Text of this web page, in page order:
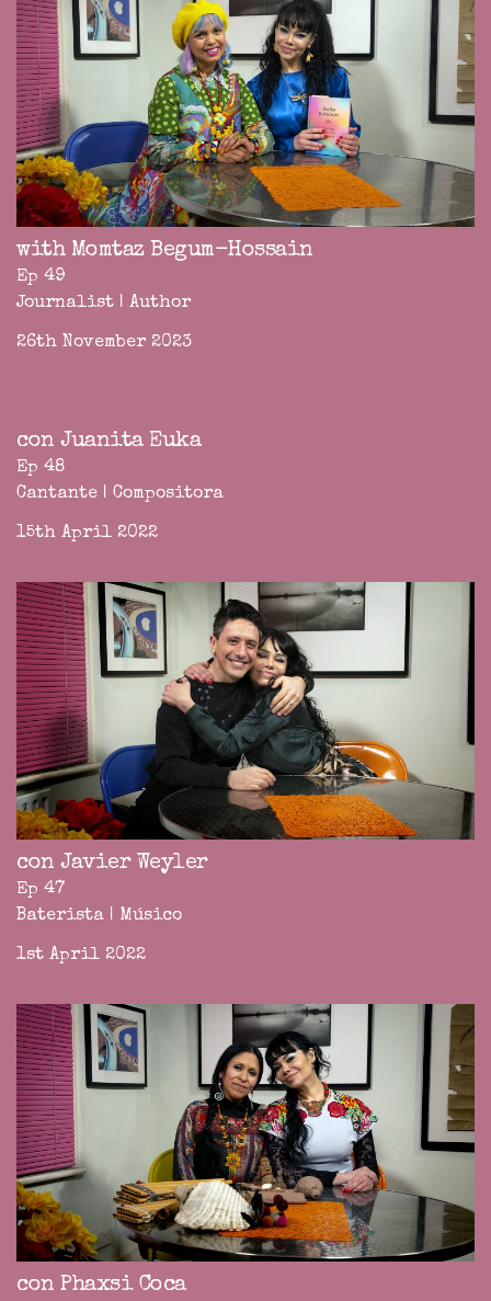
with Momtaz Begum-Hossain
Ep 49
Journalist | Author
26th November 2023
con Juanita Euka
Ep 48
Cantante | Compositora
15th April 2022
con Javier Weyler
Ep 47
Baterista | Músico
1st April 2022
con Phaxsi Coca